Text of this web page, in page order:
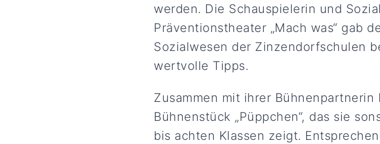
werden. Die Schauspielerin und
Präventionstheater „Mach was“ gab
Sozialwesen der Zinzendorfschulen
wertvolle Tipps.
Zusammen mit ihrer
Bühnenstück „Püppchen“, das sie
bis achten Klassen zeigt.